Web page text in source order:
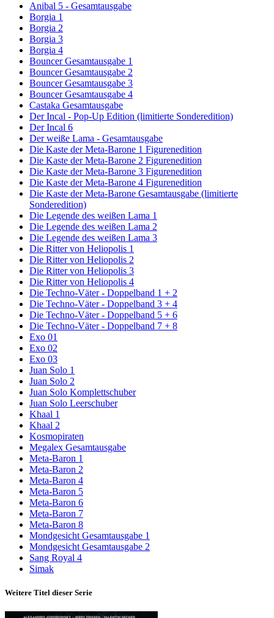
Anibal 5 - Gesamtausgabe
Borgia 1
Borgia 2
Borgia 3
Borgia 4
Bouncer Gesamtausgabe 1
Bouncer Gesamtausgabe 2
Bouncer Gesamtausgabe 3
Bouncer Gesamtausgabe 4
Castaka Gesamtausgabe
Der Incal - Pop-Up Edition (limitierte Sonderedition)
Der Incal 6
Der weiße Lama - Gesamtausgabe
Die Kaste der Meta-Barone 1 Figurenedition
Die Kaste der Meta-Barone 2 Figurenedition
Die Kaste der Meta-Barone 3 Figurenedition
Die Kaste der Meta-Barone 4 Figurenedition
Die Kaste der Meta-Barone Gesamtausgabe (limitierte
Sonderedition)
Die Legende des weißen Lama 1
Die Legende des weißen Lama 2
Die Legende des weißen Lama 3
Die Ritter von Heliopolis 1
Die Ritter von Heliopolis 2
Die Ritter von Heliopolis 3
Die Ritter von Heliopolis 4
Die Techno-Väter - Doppelband 1 + 2
Die Techno-Väter - Doppelband 3 + 4
Die Techno-Väter - Doppelband 5 + 6
Die Techno-Väter - Doppelband 7 + 8
Exo 01
Exo 02
Exo 03
Juan Solo 1
Juan Solo 2
Juan Solo Komplettschuber
Juan Solo Leerschuber
Khaal 1
Khaal 2
Kosmopiraten
Megalex Gesamtausgabe
Meta-Baron 1
Meta-Baron 2
Meta-Baron 4
Meta-Baron 5
Meta-Baron 6
Meta-Baron 7
Meta-Baron 8
Mondgesicht Gesamtausgabe 1
Mondgesicht Gesamtausgabe 2
Sang Royal 4
Simak
Weitere Titel dieser Serie